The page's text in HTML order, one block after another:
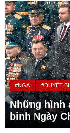
#NGA #DUYỆT
Những hình
binh Ngày